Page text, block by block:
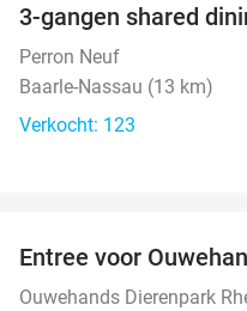
3-gangen shared
Perron Neuf
Baarle-Nassau (13 km)
Verkocht: 123
Entree voor
Ouwehands Dierenpark